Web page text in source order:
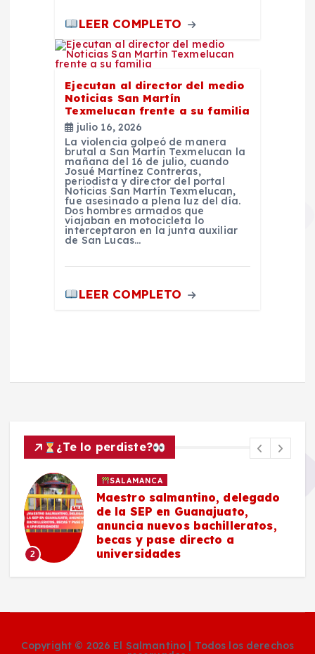
LEER COMPLETO
Ejecutan al director del medio
Noticias San Martín
Texmelucan frente a su familia
julio 16, 2026
La violencia golpeó de manera
brutal a San Martín Texmelucan la
mañana del 16 de julio, cuando
Josué Martínez Contreras,
periodista y director del portal
Noticias San Martín Texmelucan,
fue asesinado a plena luz del día.
Dos hombres armados que
viajaban en motocicleta lo
interceptaron en la junta auxiliar
de San Lucas…
LEER COMPLETO
¿Te lo perdiste?
2
SALAMANCA
Maestro salmantino, delegado
de la SEP en Guanajuato,
anuncia nuevos bachilleratos,
becas y pase directo a
universidades
Copyright © 2026 El Salmantino | Todos los derechos